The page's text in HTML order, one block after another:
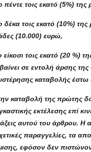
πέντε τοις εκατό (5%) της
δέκα τοις εκατό (10%)
(10.000) ευρώ,
είκοσι τοις εκατό (20 %)
σε εντολή άρσης
καταβολής έστω
καταβολή της πρώτης
εκτέλεσης επί
αυτού του άρθρου. Η
παραγγελίες, τα
εφόσον δεν